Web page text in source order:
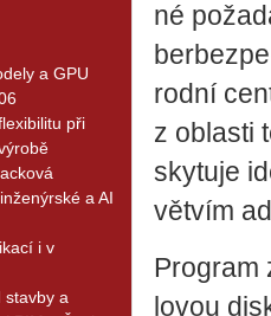
a GPU
při
a AI
i v
stavby a
né
rod­ní
z ob­las­ti
sky­tu­je
vět­vím
Pro­gram
lo­vou